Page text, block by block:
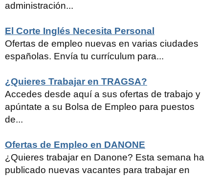
administración...
El Corte Inglés Necesita Personal
Ofertas de empleo nuevas en varias ciudades
españolas. Envía tu currículum para...
¿Quieres Trabajar en TRAGSA?
Accedes desde aquí a sus ofertas de trabajo y
apúntate a su Bolsa de Empleo para puestos
de...
Ofertas de Empleo en DANONE
¿Quieres trabajar en Danone? Esta semana ha
publicado nuevas vacantes para trabajar en